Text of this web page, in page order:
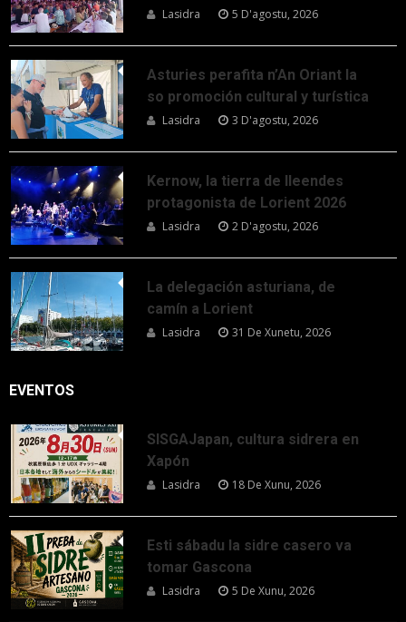
Lasidra 5 D'agostu, 2026
Asturies perafita n’An Oriant la
so promoción cultural y turística
Lasidra 3 D'agostu, 2026
Kernow, la tierra de lleendes
protagonista de Lorient 2026
Lasidra 2 D'agostu, 2026
La delegación asturiana, de
camín a Lorient
Lasidra 31 De Xunetu, 2026
EVENTOS
SISGAJapan, cultura sidrera en
Xapón
Lasidra 18 De Xunu, 2026
Esti sábadu la sidre casero va
tomar Gascona
Lasidra 5 De Xunu, 2026